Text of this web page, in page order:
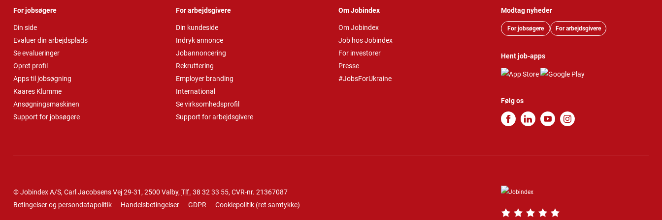
For jobsøgere
Din side
Evaluer din arbejdsplads
Se evalueringer
Opret profil
Apps til jobsøgning
Kaares Klumme
Ansøgningsmaskinen
Support for jobsøgere
For arbejdsgivere
Din kundeside
Indryk annonce
Jobannoncering
Rekruttering
Employer branding
International
Se virksomhedsprofil
Support for arbejdsgivere
Om Jobindex
Om Jobindex
Job hos Jobindex
For investorer
Presse
#JobsForUkraine
Modtag nyheder
For jobsøgere For arbejdsgivere
Hent job-apps
Følg os
© Jobindex A/S, Carl Jacobsens Vej 29-31, 2500 Valby, Tlf. 38 32 33 55, CVR-nr. 21367087
Betingelser og persondatapolitik
Handelsbetingelser GDPR Cookiepolitik (ret samtykke)